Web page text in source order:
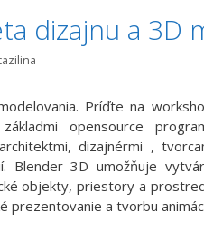
dizajnu a 3D
Príďte na
opensource
dizajnérmi ,
Blender 3D umožňuje
objekty, priestory a
prezentovanie a tvorbu